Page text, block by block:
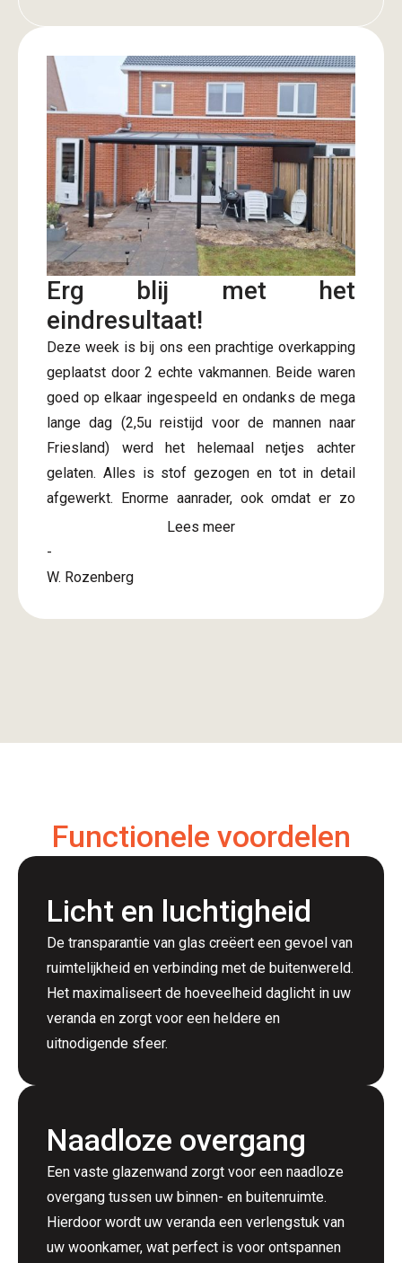
Erg blij met het
eindresultaat!
Deze week is bij ons een prachtige overkapping
geplaatst door 2 echte vakmannen. Beide waren
goed op elkaar ingespeeld en ondanks de mega
lange dag (2,5u reistijd voor de mannen naar
Friesland) werd het helemaal netjes achter
gelaten. Alles is stof gezogen en tot in detail
afgewerkt. Enorme aanrader, ook omdat er zo
snel na bevestiging offerte al een afspraak
gepland kon worden. Onze complimenten! Nu
kunnen we de rest van de tuin aanpakken de
overkapping.
Lees meer
-
W. Rozenberg
Functionele voordelen
Licht en luchtigheid
De transparantie van glas creëert een gevoel van
ruimtelijkheid en verbinding met de buitenwereld.
Het maximaliseert de hoeveelheid daglicht in uw
veranda en zorgt voor een heldere en
uitnodigende sfeer.
Naadloze overgang
Een vaste glazenwand zorgt voor een naadloze
overgang tussen uw binnen- en buitenruimte.
Hierdoor wordt uw veranda een verlengstuk van
uw woonkamer, wat perfect is voor ontspannen